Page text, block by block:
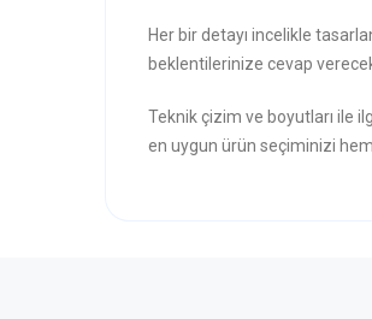
Her bir detayı incelikle
beklentilerinize cevap
Teknik çizim ve boyutları ile
en uygun ürün seçiminizi